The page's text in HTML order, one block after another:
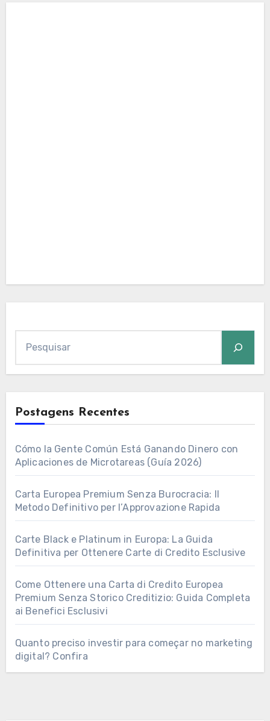
Postagens Recentes
Cómo la Gente Común Está Ganando Dinero con
Aplicaciones de Microtareas (Guía 2026)
Carta Europea Premium Senza Burocracia: Il
Metodo Definitivo per l’Approvazione Rapida
Carte Black e Platinum in Europa: La Guida
Definitiva per Ottenere Carte di Credito Esclusive
Come Ottenere una Carta di Credito Europea
Premium Senza Storico Creditizio: Guida Completa
ai Benefici Esclusivi
Quanto preciso investir para começar no marketing
digital? Confira